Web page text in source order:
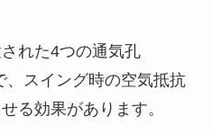
れた4つの通気孔
、スイング時の空気抵抗
る効果があります。